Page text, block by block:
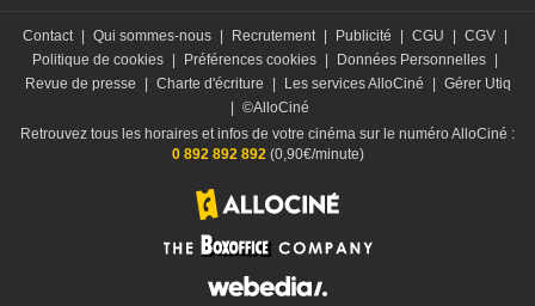
Contact Qui sommes-nous Recrutement Publicité CGU CGV
Politique de cookies
Préférences cookies Données Personnelles
Revue de presse
Charte d'écriture Les services AlloCiné
Gérer Utiq
©AlloCiné
Retrouvez tous les horaires et infos de votre cinéma sur le numéro AlloCiné :
0 892 892 892(0,90€/minute)